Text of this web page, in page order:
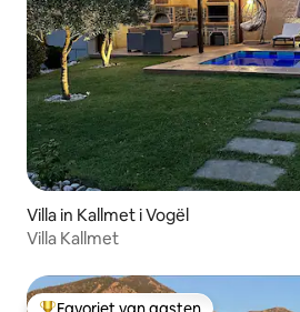
Villa in Kallmet i Vogël
Villa Kallmet